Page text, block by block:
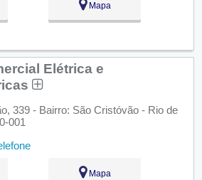
Mapa
Elétrica e
339 - Bairro: São Cristóvão - Rio de
001
Mapa